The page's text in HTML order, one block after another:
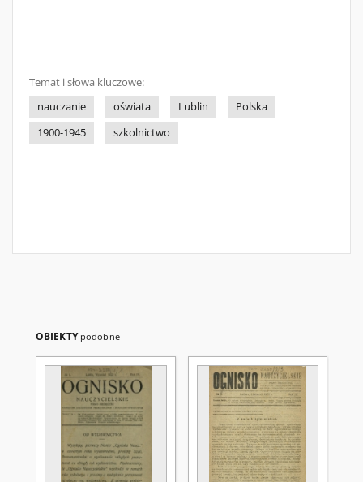
Temat i słowa kluczowe:
nauczanie
oświata Lublin
Polska
1900-1945
szkolnictwo
OBIEKTY podobne